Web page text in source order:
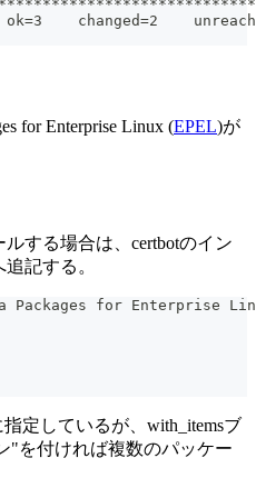
changed=2
for Enterprise Linux (EPEL)が
する場合は、certbotのイン
記する。
Packages for Enterprise
定しているが、with_itemsブ
"を付ければ複数のパッケー